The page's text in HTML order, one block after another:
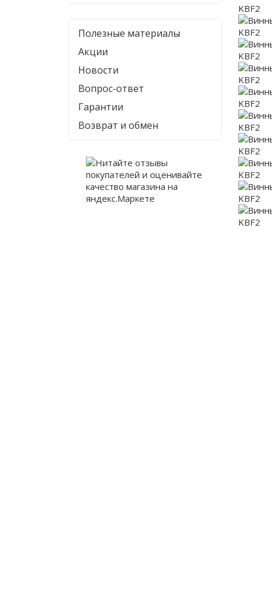
Полезные материалы
Акции
Новости
Вопрос-ответ
Гарантии
Возврат и обмен